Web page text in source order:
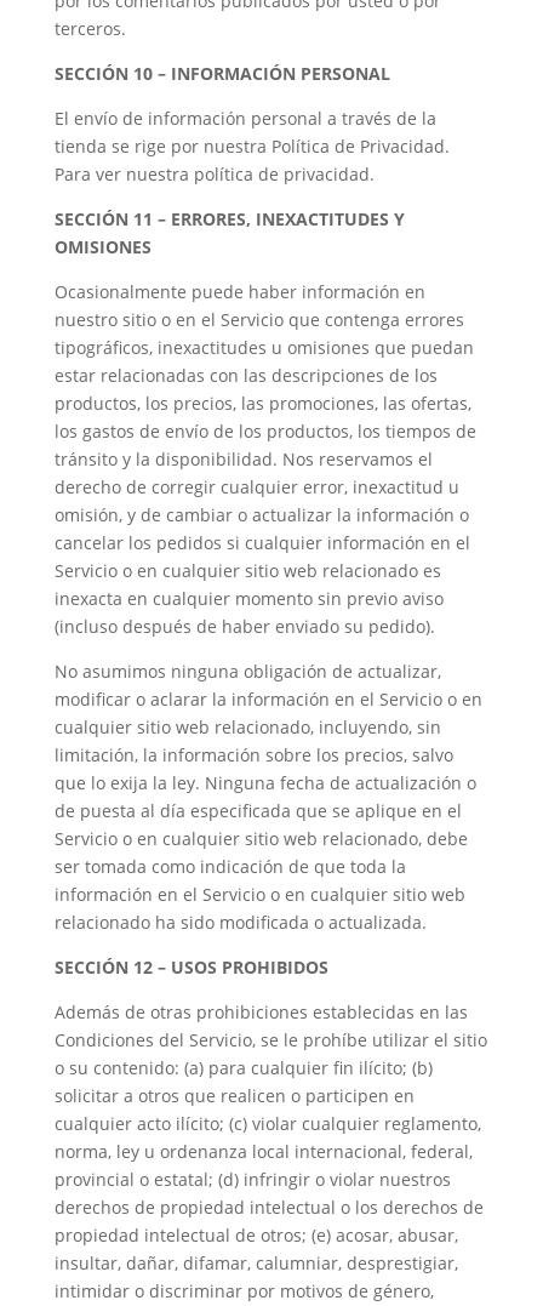
terceros.
SECCIÓN 10 – INFORMACIÓN PERSONAL
El envío de información personal a través de la
tienda se rige por nuestra Política de Privacidad.
Para ver nuestra política de privacidad.
SECCIÓN 11 – ERRORES, INEXACTITUDES Y
OMISIONES
Ocasionalmente puede haber información en
nuestro sitio o en el Servicio que contenga errores
tipográficos, inexactitudes u omisiones que puedan
estar relacionadas con las descripciones de los
productos, los precios, las promociones, las ofertas,
los gastos de envío de los productos, los tiempos de
tránsito y la disponibilidad. Nos reservamos el
derecho de corregir cualquier error, inexactitud u
omisión, y de cambiar o actualizar la información o
cancelar los pedidos si cualquier información en el
Servicio o en cualquier sitio web relacionado es
inexacta en cualquier momento sin previo aviso
(incluso después de haber enviado su pedido).
No asumimos ninguna obligación de actualizar,
modificar o aclarar la información en el Servicio o en
cualquier sitio web relacionado, incluyendo, sin
limitación, la información sobre los precios, salvo
que lo exija la ley. Ninguna fecha de actualización o
de puesta al día especificada que se aplique en el
Servicio o en cualquier sitio web relacionado, debe
ser tomada como indicación de que toda la
información en el Servicio o en cualquier sitio web
relacionado ha sido modificada o actualizada.
SECCIÓN 12 – USOS PROHIBIDOS
Además de otras prohibiciones establecidas en las
Condiciones del Servicio, se le prohíbe utilizar el sitio
o su contenido: (a) para cualquier fin ilícito; (b)
solicitar a otros que realicen o participen en
cualquier acto ilícito; (c) violar cualquier reglamento,
norma, ley u ordenanza local internacional, federal,
provincial o estatal; (d) infringir o violar nuestros
derechos de propiedad intelectual o los derechos de
propiedad intelectual de otros; (e) acosar, abusar,
insultar, dañar, difamar, calumniar, desprestigiar,
intimidar o discriminar por motivos de género,